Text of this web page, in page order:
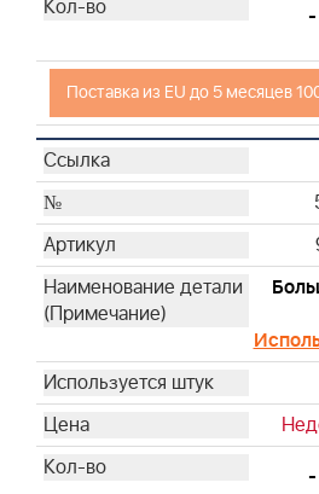
-
Поставка из EU до 5 месяцев
-